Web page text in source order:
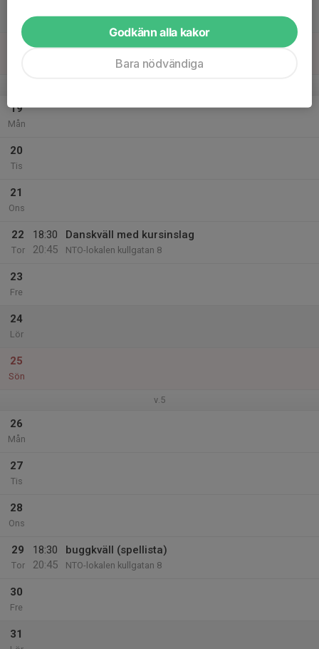
13:30
NTO-lokalen kullgatan 8
19
Mån
20
Tis
21
Ons
22
Tor
18:30
20:45
Danskväll med kursinslag
NTO-lokalen kullgatan 8
23
Fre
24
Lör
25
Sön
v.5
26
Mån
27
Tis
28
Ons
29
Tor
18:30
20:45
buggkväll (spellista)
NTO-lokalen kullgatan 8
30
Fre
31
Godkänn alla kakor
Bara nödvändiga